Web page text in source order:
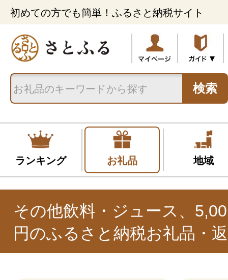
初めての方でも簡単！ふるさと納税サイト
検索
ランキング お礼品 地域
その他飲料・ジュース、
円のふるさと納税お礼品・